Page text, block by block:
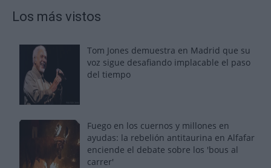
Los más vistos
Tom Jones demuestra en Madrid que su
voz sigue desafiando implacable el paso
del tiempo
Fuego en los cuernos y millones en
ayudas: la rebelión antitaurina en Alfafar
enciende el debate sobre los 'bous al
carrer'